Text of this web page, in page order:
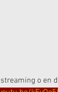
o en